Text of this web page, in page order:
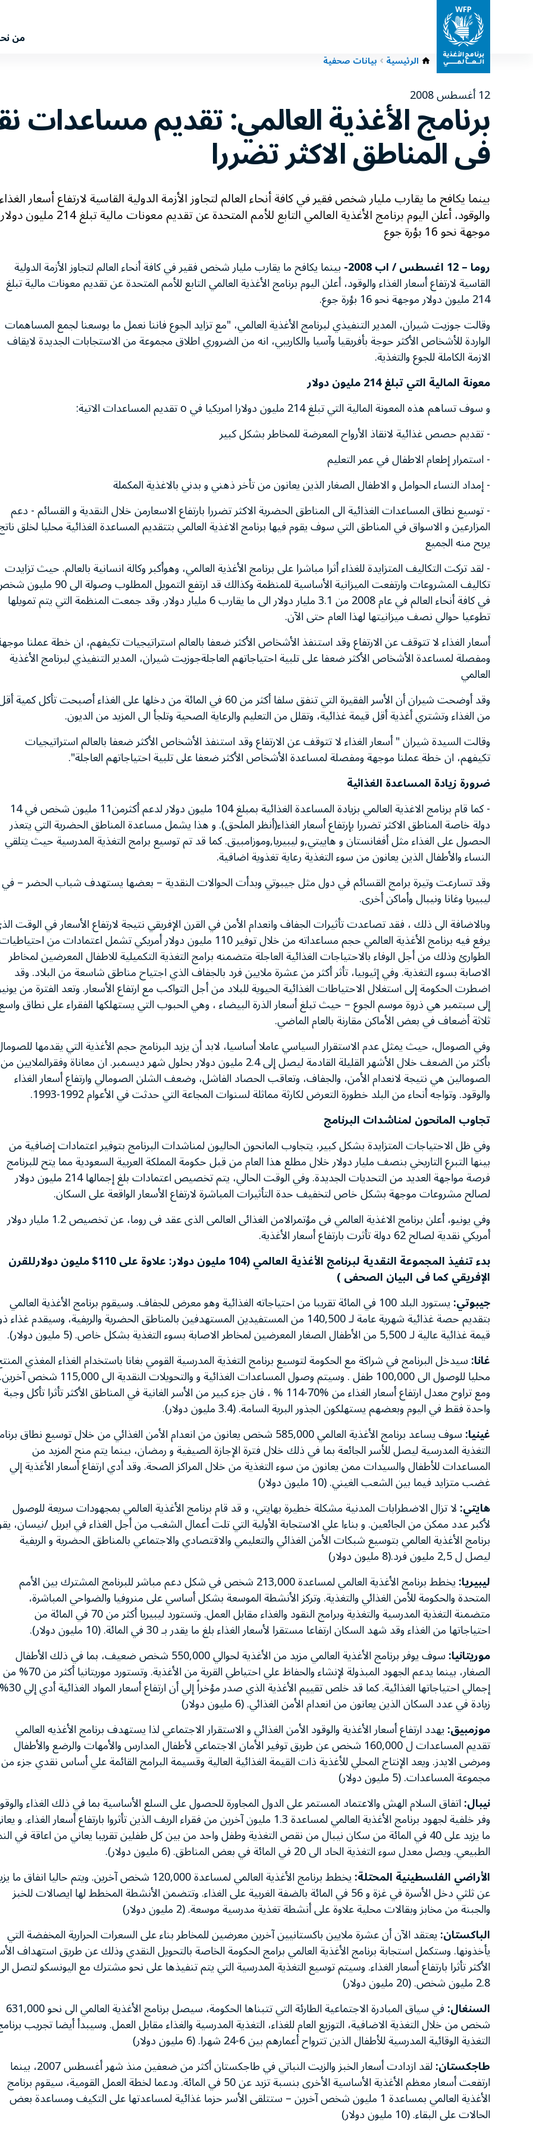
من
الرئيسية بيانات صحفية
12 أغسطس 2008
برنامج الأغذية العالمي: تقديم مساعدات
فى المناطق الاكثر تضررا
بينما يكافح ما يقارب مليار شخص فقير في كافة أنحاء العالم لتجاوز الأزمة الدولية القاسية لارتفاع أسعار الغذاء
والوقود، أعلن اليوم برنامج الأغذية العالمي التابع للأمم المتحدة عن تقديم معونات مالية تبلغ 214 مليون دولار
موجهة نحو 16 بؤرة جوع
روما – 12 اغسطس / اب 2008- بينما يكافح ما يقارب مليار شخص فقير في كافة أنحاء العالم لتجاوز الأزمة الدولية
القاسية لارتفاع أسعار الغذاء والوقود، أعلن اليوم برنامج الأغذية العالمي التابع للأمم المتحدة عن تقديم معونات مالية تبلغ
214 مليون دولار موجهة نحو 16 بؤرة جوع.
وقالت جوزيت شيران، المدير التنفيذي لبرنامج الأغذية العالمي، "مع تزايد الجوع فاننا نعمل ما بوسعنا لجمع المساهمات
الواردة للأشخاص الأكثر حوجة بأفريقيا وآسيا والكاريبي، انه من الضروري اطلاق مجموعة من الاستجابات الجديدة لايقاف
الازمة الكاملة للجوع والتغذية.
معونة المالية التي تبلغ 214 مليون دولار
و سوف تساهم هذه المعونة المالية التي تبلغ 214 مليون دولارا امريكيا في o تقديم المساعدات الاتية:
- تقديم حصص غذائية لانقاذ الأرواح المعرضة للمخاطر بشكل كبير
- استمرار إطعام الاطفال في عمر التعليم
- إمداد النساء الحوامل و الاطفال الصغار الذين يعانون من تأخر ذهني و بدني بالاغذية المكملة
- توسيع نطاق المساعدات الغذائية الى المناطق الحضرية الاكثر تضررا بارتفاع الاسعارمن خلال النقدية و القسائم - دعم
المزارعين و الاسواق في المناطق التي سوف يقوم فيها برنامج الاغذية العالمي بتتقديم المساعدة الغذائية محليا لخلق
يربح منه الجميع
- لقد تركت التكاليف المتزايدة للغذاء أثرا مباشرا على برنامج الأغذية العالمي، وهوأكبر وكالة انسانية بالعالم. حيث تزايدت
تكاليف المشروعات وارتفعت الميزانية الأساسية للمنظمة وكذالك قد ارتفع التمويل المطلوب
في كافة أنحاء العالم في عام 2008 من 3.1 مليار دولار الى ما يقارب 6 مليار دولار. وقد جمعت المنظمة التي يتم تمويلها
تطوعيا حوالي نصف ميزانيتها لهذا العام حتى الآن.
أسعار الغذاء لا تتوقف عن الارتفاع وقد استنفذ الأشخاص الأكثر ضعفا بالعالم استراتيجيات تكيفهم، ان خطة عملنا
ومفصلة لمساعدة الأشخاص الأكثر ضعفا على تلبية احتياجاتهم العاجلةجوزيت شيران، المدير التنفيذي لبرنامج الأغذية
العالمي
وقد أوضحت شيران أن الأسر الفقيرة التي تنفق سلفا أكثر من 60 في المائة من دخلها على الغذاء أصبحت تأكل كمية
من الغذاء وتشتري أغذية أقل قيمة غذائية، وتقلل من التعليم والرعاية الصحية وتلجأ الى المزيد من الديون.
وقالت السيدة شيران " أسعار الغذاء لا تتوقف عن الارتفاع وقد استنفذ الأشخاص الأكثر ضعفا بالعالم استراتيجيات
تكيفهم، ان خطة عملنا موجهة ومفصلة لمساعدة الأشخاص الأكثر ضعفا على تلبية احتياجاتهم العاجلة".
ضرورة زيادة المساعدة الغذائية
- كما قام برنامج الاغذية العالمي بزيادة المساعدة الغذائية بمبلغ 104 مليون دولار لدعم أكثرمن11 مليون شخص في 14
دولة خاصة المناطق الاكثر تضررا بإرتفاع أسعار الغذاء(أنظر الملحق). و هذا يشمل مساعدة المناطق الحضرية التي يتعذر
الحصول على الغذاء مثل أفغانستان و هاييتي,و ليبيريا,وموزامبيق. كما قد تم توسيع برامج التغذية المدرسية حيث يتلقي
النساء والأطفال الذين يعانون من سوء التغذية رعاية تغذوية اضافية.
وقد تسارعت وتيرة برامج القسائم في دول مثل جيبوتي وبدأت الحوالات النقدية – بعضها يستهدف شباب الحضر – في
ليبيريا وغانا ونيبال وأماكن أخرى.
وبالاضافة الى ذلك ، فقد تصاعدت تأثيرات الجفاف وانعدام الأمن في القرن الإفريقي نتيجة لارتفاع الأسعار في الوقت
يرفع فيه برنامج الأغذية العالمي حجم مساعداته من خلال توفير 110 مليون دولار أمريكي تشمل اعتمادات من
الطوارئ وذلك من أجل الوفاء بالاحتياجات الغذائية العاجلة متضمنه برامج التغذية التكميلية للاطفال المعرضين لمخاطر
الاصابة بسوء التغذية. وفي إثيوبيا، تأثر أكثر من عشرة ملايين فرد بالجفاف الذي اجتياح مناطق شاسعة من البلاد. وقد
اضطرت الحكومة إلى استغلال الاحتياطات الغذائية الحيوية للبلاد من أجل التواكب مع ارتفاع الأسعار. وتعد الفترة من
إلى سبتمبر هي ذروة موسم الجوع – حيث تبلغ أسعار الذرة البيضاء ، وهي الحبوب التي يستهلكها الفقراء على نطاق
ثلاثة أضعاف في بعض الأماكن مقارنة بالعام الماضي.
وفي الصومال، حيث يمثل عدم الاستقرار السياسي عاملا أساسيا، لابد أن يزيد البرنامج حجم الأغذية التي يقدمها
بأكثر من الضعف خلال الأشهر القليلة القادمة ليصل إلى 2.4 مليون دولار بحلول شهر ديسمبر. ان معاناة وفقرالملايين من
الصومالين هي نتيجة لانعدام الأمن، والجفاف، وتعاقب الحصاد الفاشل، وضعف الشلن الصومالي وارتفاع أسعار الغذاء
والوقود. وتواجه أنحاء من البلد خطورة التعرض لكارثة مماثلة لسنوات المجاعة التي حدثت في الأعوام 1992-1993.
تجاوب المانحون لمناشدات البرنامج
وفي ظل الاحتياجات المتزايدة بشكل كبير، يتجاوب المانحون الحاليون لمناشدات البرنامج بتوفير اعتمادات إضافية من
بينها التبرع التاريخي بنصف مليار دولار خلال مطلع هذا العام من قبل حكومة المملكة العربية السعودية مما يتح للبرنامج
فرصة مواجهة العديد من التحديات الجديدة. وفي الوقت الحالي، يتم تخصيص اعتمادات بلغ إجمالها 214 مليون دولار
لصالح مشروعات موجهة بشكل خاص لتخفيف حدة التأثيرات المباشرة لارتفاع الأسعار الواقعة على السكان.
وفي يونيو، أعلن برنامج الاغذية العالمي فى مؤتمرالامن الغذائى العالمى الذى عقد فى روما، عن تخصيص 1.2 مليار دولار
أمريكي نقدية لصالح 62 دولة تأثرت بارتفاع أسعار الأغذية.
بدء تنفيذ المجموعة النقدية لبرنامج الأغذية العالمي (104 مليون دولار: علاوة على 110$ مليون دولارللقرن
الإفريقي كما فى البيان الصحفى )
جيبوتي:
يستورد البلد 100 في المائة تقريبا من احتياجاته الغذائية وهو معرض للجفاف. وسيقوم برنامج الأغذية العالمي
بتقديم حصة غذائية شهرية عامة لـ 140,500 من المستفيدين المستهدفين بالمناطق الحضرية والريفية، وسيقدم غذاء
قيمة غذائية عالية لـ 5,500 من الأطفال الصغار المعرضين لمخاطر الاصابة بسوء التغذية بشكل خاص. (5 مليون دولار).
غانا:سيدخل البرنامج في شراكة مع الحكومة لتوسيع برنامج التغذية المدرسية القومي بغانا باستخدام الغذاء المغذي
محليا للوصول الى 100,000 طفل . وسيتم وصول المساعدات الغذائية و والتحويلات النقدية الى 115,000 شخص آخرين.
ومع تراوح معدل ارتفاع أسعار الغذاء من %70-114 % ، فان جزء كبير من الأسر الغانية في المناطق الأكثر تأثرا تأكل وجبة
واحدة فقط في اليوم وبعضهم يستهلكون الجذور البرية السامة. (3.4 مليون دولار).
غينيا:
سوف يساعد برنامج الأغذية العالمي 585,000 شخص يعانون من انعدام الأمن الغذائي من خلال توسيع نطاق
التغذية المدرسية ليصل للأسر الجائعة بما في ذلك خلال فترة الإجازة الصيفية و رمضان، بينما يتم منح المزيد من
المساعدات للأطفال والسيدات ممن يعانون من سوء التغذية من خلال المراكز الصحة. وقد أدي ارتفاع أسعار الأغذية إلي
غضب متزايد فيما بين الشعب الغيني. (10 مليون دولار)
هايتي:لا تزال الاضطرابات المدنية مشكلة خطيرة بهايتي، و قد قام برنامج الأغذية العالمي بمجهودات سريعة للوصول
لأكبر عدد ممكن من الجائعين. و بناءا علي الاستجابة الأولية التي تلت أعمال الشغب من أجل الغذاء في ابريل /نيسان،
برنامج الأغذية العالمي بتوسيع شبكات الأمن الغذائي والتعليمي والاقتصادي والاجتماعي بالمناطق الحضرية و الريفية
ليصل ل 2,5 مليون فرد.(8 مليون دولار)
ليبيريا:
يخطط برنامج الأغذية العالمي لمساعدة 213,000 شخص في شكل دعم مباشر للبرنامج المشترك بين الأمم
المتحدة والحكومة للأمن الغذائي والتغذية. وتركز الأنشطة الموسعة بشكل أساسي على منروفيا والضواحي المباشرة،
متضمنة التغذية المدرسية والتغذية وبرامج النقود والغذاء مقابل العمل. وتستورد ليبيريا أكثر من 70 في المائة من
احتياجاتها من الغذاء وقد شهد السكان ارتفاعا مستقرا لأسعار الغذاء بلغ ما يقدر بـ 30 في المائة. (10 مليون دولار).
موريتانيا:
سوف يوفر برنامج الأغذية العالمي مزيد من الأغذية لحوالي 550,000 شخص ضعيف، بما في ذلك الأطفال
الصغار، بينما يدعم الجهود المبذولة لإنشاء والحفاظ علي احتياطي القرية من الأغذية. وتستورد موريتانيا أكثر من 70% من
إجمالي احتياجاتها الغذائية. كما قد خلص تقييم الأغذية الذي صدر مؤخراً إلي أن ارتفاع أسعار المواد الغذائية أدي إلي 30%
زيادة في عدد السكان الذين يعانون من انعدام الأمن الغذائي. (6 مليون دولار)
موزمبيق:يهدد ارتفاع أسعار الأغذية والوقود الأمن الغذائي و الاستقرار الاجتماعي لذا يستهدف برنامج الأغذيه العالمي
تقديم المساعدات ل 160,000 شخص عن طريق توفير الأمان الاجتماعي لأطفال المدارس والأمهات والرضع والأطفال
ومرضى الايدز. ويعد الإنتاج المحلي للأغذية ذات القيمة الغذائية العالية وقسيمة البرامج القائمة علي أساس نقدي جزء من
مجموعة المساعدات. (5 مليون دولار)
نيبال:اتفاق السلام الهش والاعتماد المستمر على الدول المجاورة للحصول على السلع الأساسية بما في ذلك الغذاء
وفر خلفية لجهود برنامج الأغذية العالمي لمساعدة 1.3 مليون آخرين من فقراء الريف الذين تأثروا بارتفاع أسعار الغذاء. و
ما يزيد على 40 في المائة من سكان نيبال من نقص التغذية وطفل واحد من بين كل طفلين تقريبا يعاني من اعاقة في
الطبيعي. ويصل معدل سوء التغذية الحاد الى 20 في المائة في بعض المناطق. (6 مليون دولار).
الأراضي الفلسطينية المحتلة:
يخطط برنامج الأغذية العالمي لمساعدة 120,000 شخص آخرين. ويتم حاليا انفاق
عن ثلثي دخل الأسرة في غزة و 56 في المائة بالضفة الغربية على الغذاء. وتتضمن الأنشطة المخطط لها ايصالات للخبز
والجبنة من مخابز وبقالات محلية علاوة على أنشطة تغذية مدرسية موسعة. (2 مليون دولار)
الباكستان:يعتقد الآن أن عشرة ملايين باكستانيين آخرين معرضين للمخاطر بناء على السعرات الحرارية المخفضة التي
يأخذونها. وستكمل استجابة برنامج الأغذية العالمي برامج الحكومة الخاصة بالتحويل النقدي وذلك عن طريق استهداف
الأكثر تأثرا بارتفاع أسعار الغذاء. وسيتم توسيع التغذية المدرسية التي يتم تنفيذها على نحو مشترك مع اليونسكو لتصل
2.8 مليون شخص. (20 مليون دولار)
السنغال:
في سياق المبادرة الاجتماعية الطارئة التي تتبناها الحكومة، سيصل برنامج الأغذية العالمي الى نحو 631,000
شخص من خلال التغذية الاضافية، التوزيع العام للغذاء، التغذية المدرسية والغذاء مقابل العمل. وسيبدأ أيضا تجريب
التغذية الوقائية المدرسية للأطفال الذين تترواح أعمارهم بين 6-24 شهرا. (6 مليون دولار)
طاجكستان:
لقد ازدادت أسعار الخبز والزيت النباتي في طاجكستان أكثر من ضعفين منذ شهر أغسطس 2007، بينما
ارتفعت أسعار معظم الأغذية الأساسية الأخرى بنسبة تزيد عن 50 في المائة. ودعما لخطة العمل القومية، سيقوم برنامج
الأغذية العالمي بمساعدة 1 مليون شخص آخرين – ستتلقى الأسر حزما غذائية لمساعدتها على التكيف ومساعدة بعض
الحالات على البقاء. (10 مليون دولار)